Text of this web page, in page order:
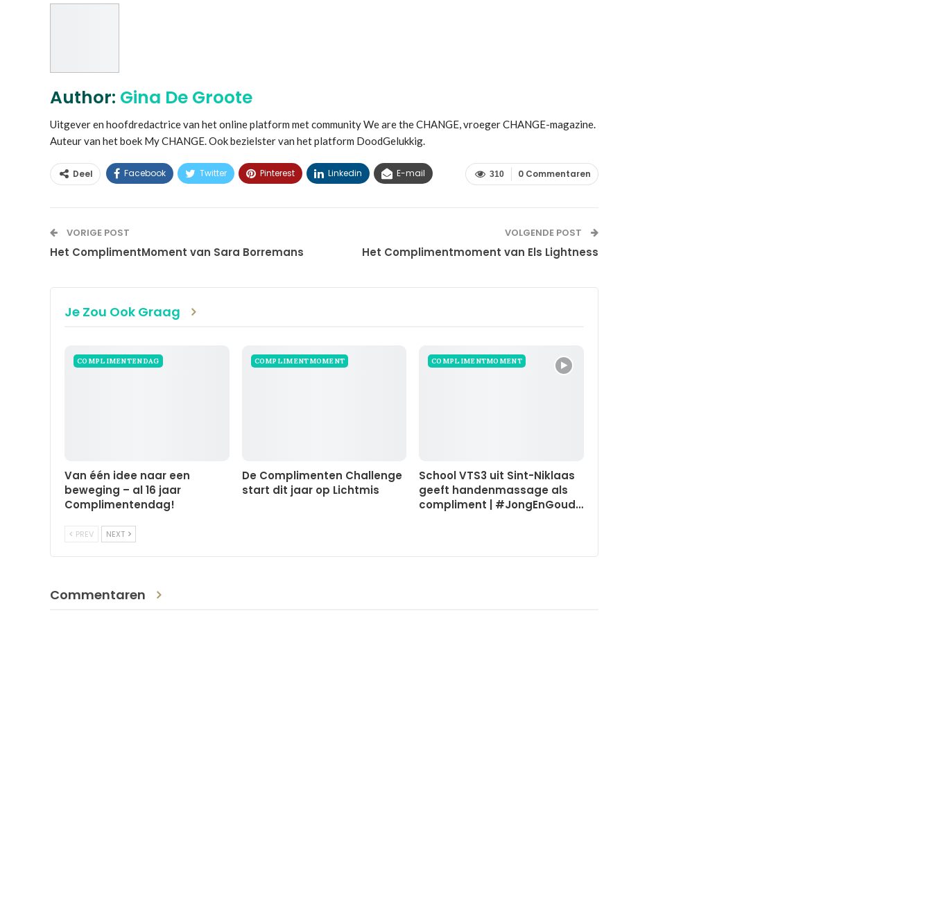
Author: Gina De Groote
Uitgever en hoofdredactrice van het online platform met community We are the CHANGE, vroeger CHANGE-magazine.
Auteur van het boek My CHANGE. Ook bezielster van het platform DoodGelukkig.
0 Commentaren
310
Deel Facebook Twitter Pinterest Linkedin E-mail
VORIGE POST
Het ComplimentMoment van Sara Borremans
VOLGENDE POST
Het Complimentmoment van Els Lightness
Je Zou Ook Graag
COMPLIMENTENDAG
Van één idee naar een
beweging – al 16 jaar
Complimentendag!
COMPLIMENTMOMENT
De Complimenten Challenge
start dit jaar op Lichtmis
COMPLIMENTMOMENT
School VTS3 uit Sint-Niklaas
geeft handenmassage als
compliment | #JongEnGoud…
PREV NEXT
Commentaren